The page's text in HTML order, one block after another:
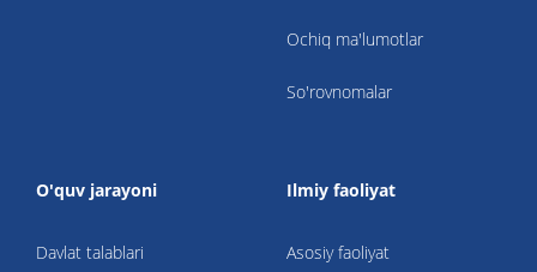
Ochiq ma'lumotlar
So'rovnomalar
O'quv jarayoni
Davlat talablari
Ilmiy faoliyat
Asosiy faoliyat